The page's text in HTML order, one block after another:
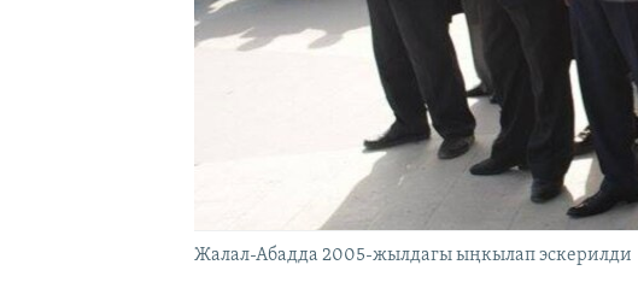
Жалал-Абадда 2005-жылдагы ыңкылап эскерилди